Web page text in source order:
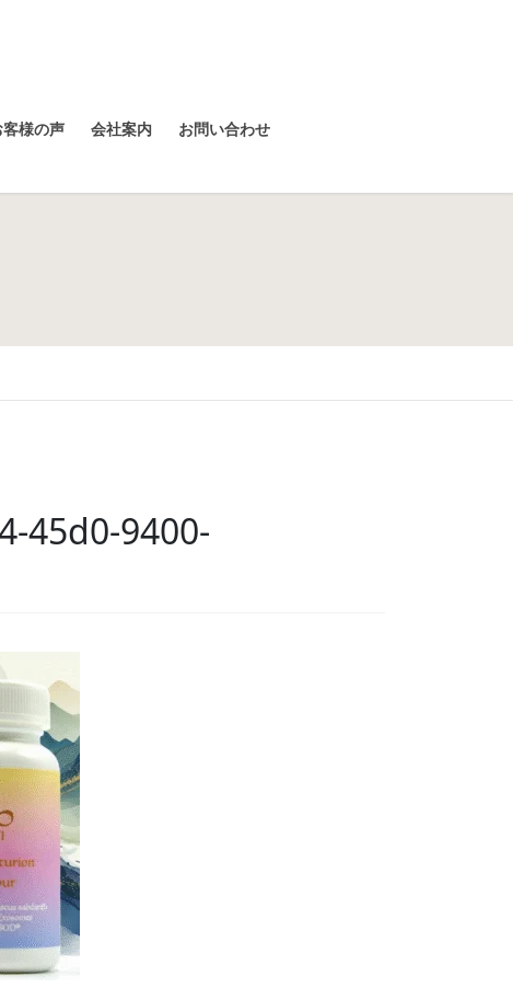
客様の声 会社案内 お問い合わせ
45d0-9400-